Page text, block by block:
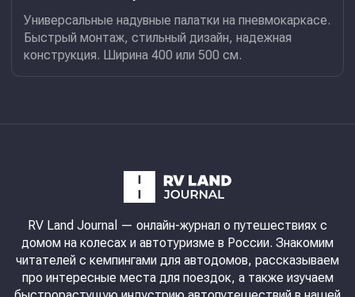
Универсальные надувные палатки на пневмокаркасе.
Быстрый монтаж, стильный дизайн, надежная
конструкция. Ширина 400 или 500 см.
RV Land Journal — онлайн-журнал о путешествиях с
домом на колесах и автотуризме в России. Знакомим
читателей с кемпингами для автодомов, рассказываем
про интересные места для поездок, а также изучаем